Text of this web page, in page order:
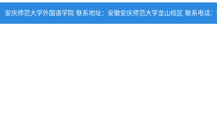
安庆师范大学外国语学院 联系地址：安徽安庆师范大学龙山校区 联系电话